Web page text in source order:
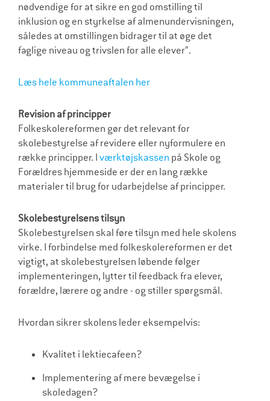
nødvendige for at sikre en god omstilling til
inklusion og en styrkelse af almenundervisningen,
således at omstillingen bidrager til at øge det
faglige niveau og trivslen for alle elever”.
Læs hele kommuneaftalen her
Revision af principper
Folkeskolereformen gør det relevant for
skolebestyrelse af revidere eller nyformulere en
række principper. Iværktøjskassen på Skole og
Forældres hjemmeside er der en lang række
materialer til brug for udarbejdelse af principper.
Skolebestyrelsens tilsyn
Skolebestyrelsen skal føre tilsyn med hele skolens
virke. I forbindelse med folkeskolereformen er det
vigtigt, at skolebestyrelsen løbende følger
implementeringen, lytter til feedback fra elever,
forældre, lærere og andre - og stiller spørgsmål.
Hvordan sikrer skolens leder eksempelvis:
Kvalitet i lektiecafeen?
Implementering af mere bevægelse i
skoledagen?